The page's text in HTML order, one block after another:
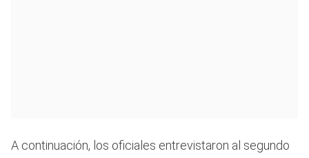
A continuación, los oficiales entrevistaron al segundo